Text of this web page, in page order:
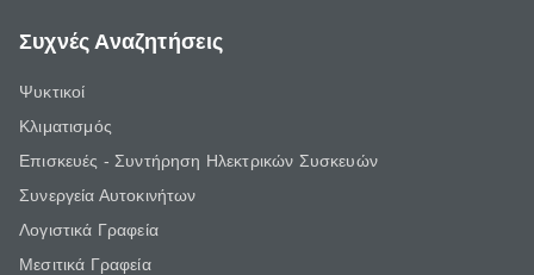
Συχνές Αναζητήσεις
Ψυκτικοί
Κλιματισμός
Επισκευές - Συντήρηση Ηλεκτρικών Συσκευών
Συνεργεία Αυτοκινήτων
Λογιστικά Γραφεία
Μεσιτικά Γραφεία